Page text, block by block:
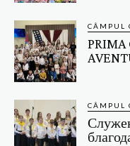
CÂMPUL
PRIMA
CÂMPUL